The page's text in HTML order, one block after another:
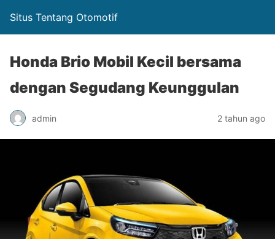
Situs Tentang Otomotif
Honda Brio Mobil Kecil bersama
dengan Segudang Keunggulan
admin 2 tahun ago